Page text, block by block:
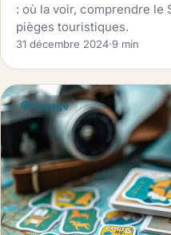
: où la voir, comprendre le
pièges touristiques.
31 décembre 2024·9 min
🧭 Voyage